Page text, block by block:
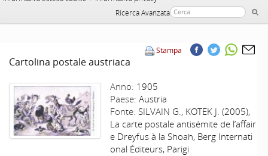
Ricerca Avanzata
Stampa
Cartolina postale austriaca
Anno: 1905
Paese: Austria
Fonte: SILVAIN G., KOTEK J. (2005),
La carte postale antisémite de l’affair
e Dreyfus à la Shoah, Berg Internati
onal Éditeurs, Parigi